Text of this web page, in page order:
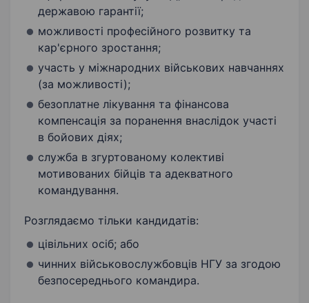
державою гарантії;
можливості професійного розвитку та
кар'єрного зростання;
участь у міжнародних військових навчаннях
(за можливості);
безоплатне лікування та фінансова
компенсація за поранення внаслідок участі
в бойових діях;
служба в згуртованому колективі
мотивованих бійців та адекватного
командування.
Розглядаємо тільки кандидатів:
цівільних осіб; або
⁠чинних військовослужбовців НГУ за згодою
безпосереднього командира.